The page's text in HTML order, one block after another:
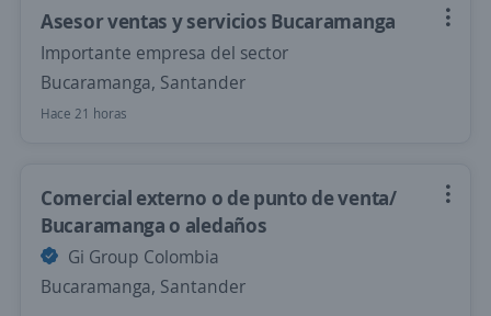
Asesor ventas y servicios Bucaramanga
Importante empresa del sector
Bucaramanga, Santander
Hace 21 horas
Comercial externo o de punto de venta/
Bucaramanga o aledaños
Gi Group Colombia
Bucaramanga, Santander